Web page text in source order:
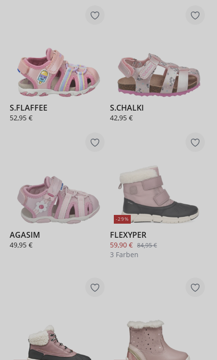
S.FLAFFEE
52,95 €
S.CHALKI
42,95 €
AGASIM
49,95 €
-29%
FLEXYPER
59,90 € 84,95 €
3 Farben